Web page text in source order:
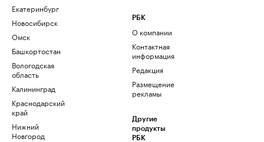
Екатеринбург
Новосибирск
Омск
Башкортостан
Вологодская
область
Калининград
Краснодарский
край
Нижний
Новгород
РБК
О компании
Контактная
информация
Редакция
Размещение
рекламы
Другие
продукты
РБК